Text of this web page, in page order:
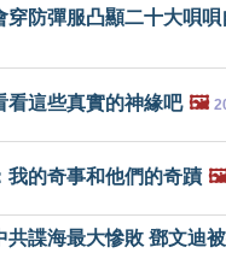
穿防彈服凸顯二十大唄唄
看這些真實的神緣吧 🖼️
我的奇事和他們的奇蹟
共諜海最大慘敗 鄧文迪